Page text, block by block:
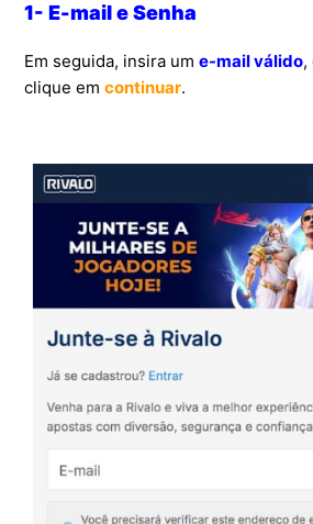
1- E-mail e Senha
Em seguida, insira ume-mail válido,
clique emcontinuar.